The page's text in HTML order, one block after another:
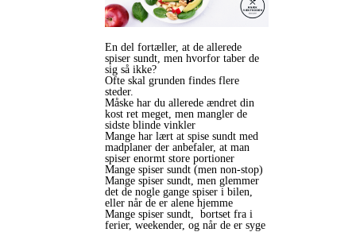
En del fortæller, at de allerede
spiser sundt, men hvorfor taber de
sig så ikke?
Ofte skal grunden findes flere
steder.
Måske har du allerede ændret din
kost ret meget, men mangler de
sidste blinde vinkler
Mange har lært at spise sundt med
madplaner der anbefaler, at man
spiser enormt store portioner
Mange spiser sundt (men non-stop)
Mange spiser sundt, men glemmer
det de nogle gange spiser i bilen,
eller når de er alene hjemme
Mange spiser sundt, bortset fra i
ferier, weekender, og når de er syge